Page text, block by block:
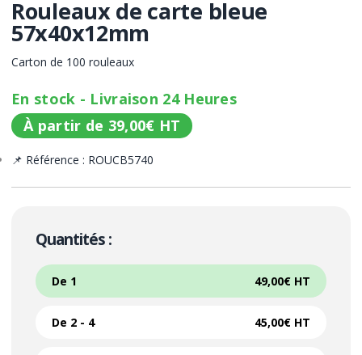
Rouleaux de carte bleue
57x40x12mm
Carton de 100 rouleaux
En stock - Livraison 24 Heures
À partir de 39,00€ HT
📌 Référence : ROUCB5740
Quantités :
De 1 49,00€ HT
De 2 - 4 45,00€ HT